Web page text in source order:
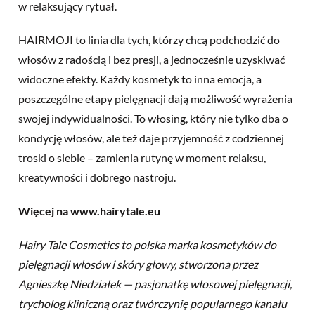
w relaksujący rytuał.
HAIRMOJI to linia dla tych, którzy chcą podchodzić do
włosów z radością i bez presji, a jednocześnie uzyskiwać
widoczne efekty. Każdy kosmetyk to inna emocja, a
poszczególne etapy pielęgnacji dają możliwość wyrażenia
swojej indywidualności. To włosing, który nie tylko dba o
kondycję włosów, ale też daje przyjemność z codziennej
troski o siebie – zamienia rutynę w moment relaksu,
kreatywności i dobrego nastroju.
Więcej na www.hairytale.eu
Hairy Tale Cosmetics to polska marka kosmetyków do
pielęgnacji włosów i skóry głowy, stworzona przez
Agnieszkę Niedziałek — pasjonatkę włosowej pielęgnacji,
trycholog kliniczną oraz twórczynię popularnego kanału